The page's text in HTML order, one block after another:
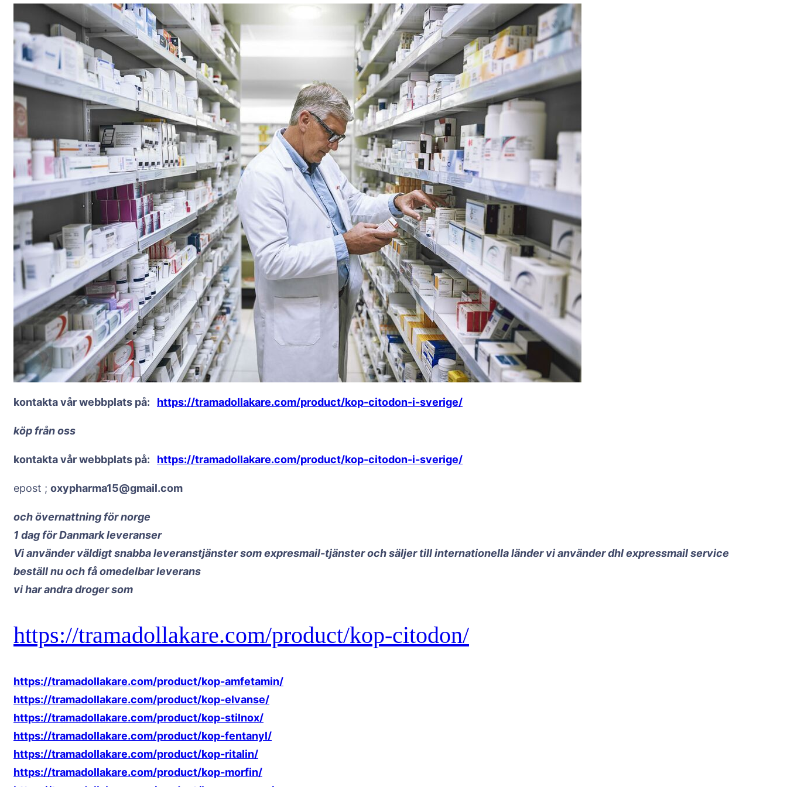
kontakta vår webbplats på: https://tramadollakare.com/product/kop-citodon-i-sverige/
köp från oss
kontakta vår webbplats på: https://tramadollakare.com/product/kop-citodon-i-sverige/
epost ; oxypharma15@gmail.com
och övernattning för norge
1 dag för Danmark leveranser
Vi använder väldigt snabba leveranstjänster som expresmail-tjänster och säljer till internationella länder vi använder dhl expressmail service
beställ nu och få omedelbar leverans
vi har andra droger som
https://tramadollakare.com/product/kop-citodon/
https://tramadollakare.com/product/kop-amfetamin/
https://tramadollakare.com/product/kop-elvanse/
https://tramadollakare.com/product/kop-stilnox/
https://tramadollakare.com/product/kop-fentanyl/
https://tramadollakare.com/product/kop-ritalin/
https://tramadollakare.com/product/kop-morfin/